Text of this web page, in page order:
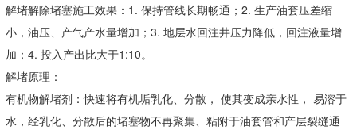
解堵解除堵塞施工效果：1. 保持管线长期畅通；2. 生产油套压差缩
小，油压、产气产水量增加；3. 地层水回注井压力降低，回注液量增
加；4. 投入产出比大于1:10。
解堵原理：
有机物解堵剂：快速将有机垢乳化、分散， 使其变成亲水性， 易溶于
水，经乳化、分散后的堵塞物不再聚集、粘附于油套管和产层裂缝通